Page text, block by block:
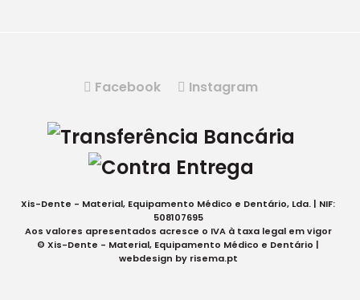
Facebook Instagram
Xis-Dente - Material, Equipamento Médico e Dentário, Lda. | NIF:
508107695
Aos valores apresentados acresce o IVA à taxa legal em vigor
© Xis-Dente - Material, Equipamento Médico e Dentário |
webdesign by risema.pt